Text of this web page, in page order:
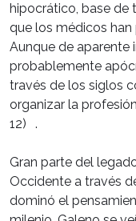
hipocrático, base de
que los médicos
Aunque de aparente
probablemente
través de los siglos
organizar la
12)
.
Gran parte del
Occidente a través
dominó el